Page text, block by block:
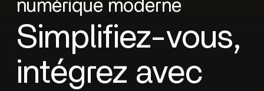
numérique moderne
Simplifiez-vous,
intégrez avec